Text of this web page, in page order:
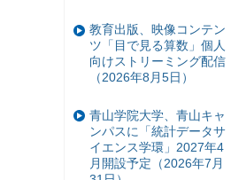
教育出版、映像コンテン
ツ「目で見る算数」個人
向けストリーミング配信
（2026年8月5日）
青山学院大学、青山キャ
ンパスに「統計データサ
イエンス学環」2027年4
月開設予定（2026年7月